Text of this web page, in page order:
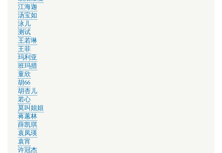
江海迦
汤宝如
泳儿
测试
王若琳
王菲
玛利亚
班玛措
童欣
胡66
胡杏儿
若心
莫叫姐姐
蒋蕙林
薛凯琪
袁凤瑛
袁宵
许冠杰